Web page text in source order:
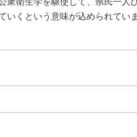
いくという意味が込められていま